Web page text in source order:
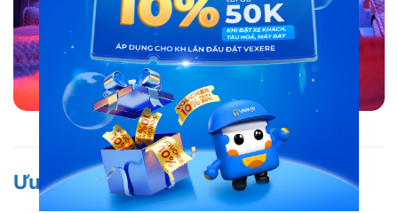
Không gian ấm cúng xe Việt Hưng đi Bình Dương
Ưu điểm: